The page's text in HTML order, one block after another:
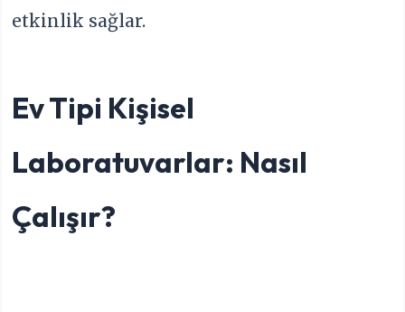
etkinlik sağlar.
Ev Tipi Kişisel
Laboratuvarlar: Nasıl
Çalışır?